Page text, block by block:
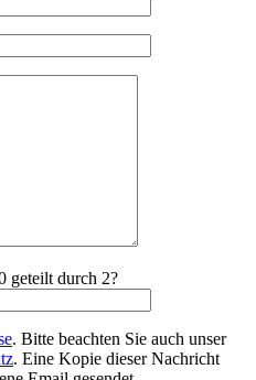
geteilt durch 2?
. Bitte beachten Sie auch unser
. Eine Kopie dieser Nachricht